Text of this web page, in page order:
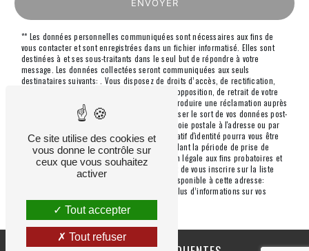
ENVOYER
** Les données personnelles communiquées sont nécessaires aux fins de
vous contacter et sont enregistrées dans un fichier informatisé. Elles sont
destinées à et ses sous-traitants dans le seul but de répondre à votre
message. Les données collectées seront communiquées aux seuls
destinataires suivants: . Vous disposez de droits d’accès, de rectification,
d’effacement, de portabilité, de limitation, d’opposition, de retrait de votre
consentement à tout moment et du droit d’introduire une réclamation auprès
d’une autorité de contrôle, ainsi que d’organiser le sort de vos données post-
mortem. Vous pouvez exercer ces droits par voie postale à l'adresse ou par
courrier électronique à l'adresse . Un justificatif d'identité pourra vous être
demandé. Nous conservons vos données pendant la période de prise de
contact puis pendant la durée de prescription légale aux fins probatoires et
de gestion des contentieux. Vous avez le droit de vous inscrire sur la liste
d'opposition au démarchage téléphonique, disponible à cette adresse:
. Consultez le site cnil.fr pour plus d’informations sur vos
droits.
Ce site utilise des cookies et
vous donne le contrôle sur
ceux que vous souhaitez
activer
Tout accepter
Tout refuser